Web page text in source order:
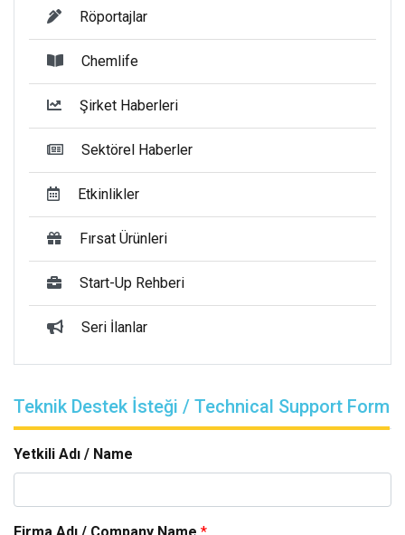
Röportajlar
Chemlife
Şirket Haberleri
Sektörel Haberler
Etkinlikler
Fırsat Ürünleri
Start-Up Rehberi
Seri İlanlar
Teknik Destek İsteği / Technical Support Form
Yetkili Adı / Name